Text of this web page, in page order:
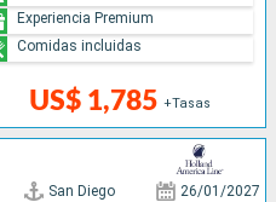
US$ 1,785 +Tasas
Experiencia Premium
Comidas incluidas
San Diego 26/01/2027